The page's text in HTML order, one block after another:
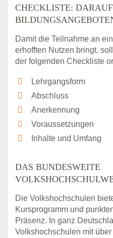
CHECKLISTE:
Damit die Teilnahme an
erhofften Nutzen bringt,
der folgenden Checkliste
Lehrgangsform
Abschluss
Anerkennung
Voraussetzungen
Inhalte und Umfang
DAS BUNDESWEITE
Die Volkshochschulen
Kursprogramm und
Präsenz. In ganz
Volkshochschulen mit